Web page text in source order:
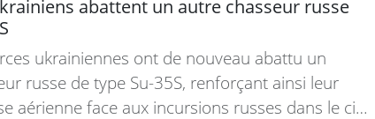
abattent un autre chasseur russe
ukrainiennes ont de nouveau abattu un
russe de type Su-35S, renforçant ainsi leur
aérienne face aux incursions russes dans le ciel